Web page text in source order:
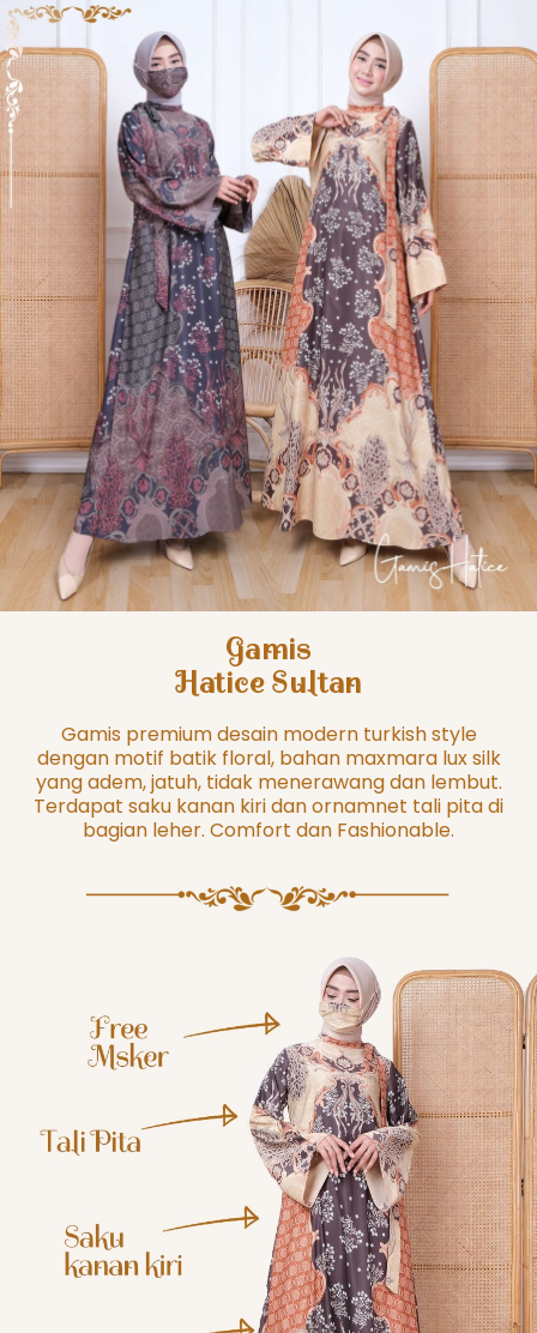
Gamis
Hatice Sultan
Gamis premium desain modern turkish style
dengan motif batik floral, bahan maxmara lux silk
yang adem, jatuh, tidak menerawang dan lembut.
Terdapat saku kanan kiri dan ornamnet tali pita di
bagian leher. Comfort dan Fashionable.